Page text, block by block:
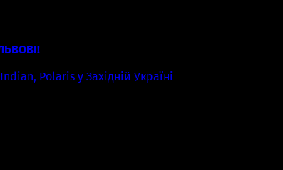
Polaris у Західній Україні